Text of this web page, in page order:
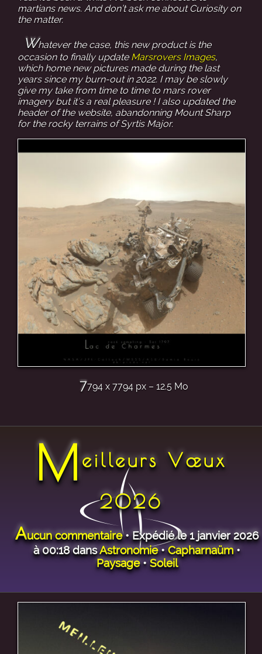
martians news. And don’t ask me about Curiosity on
the matter.
Whatever the case, this new product is the
occasion to finally update Marsrovers Images,
which home new pictures made during the last
years since my burn-out in 2022. I may be slowly
give my take from time to time to mars rover
imagery but it’s a real pleasure ! I also updated the
header of the website, abandonning Mount Sharp
for the rocky terrains of Syrtis Major.
7794 x 7794 px – 12.5 Mo
Meilleurs Vœux
2026
Aucun commentaire• Expédié le 1 janvier 2026
à 00:18 dansAstronomie•Capharnaüm•
Paysage• Soleil